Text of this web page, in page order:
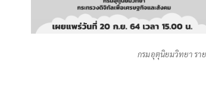
กรมอุตุนิยมวิทยา รา